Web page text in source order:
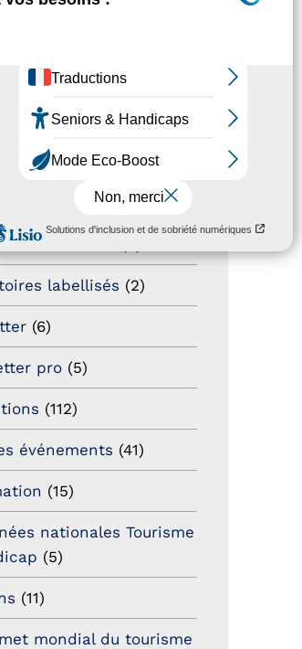
(200)
Pour Tous
labellisés (2)
(6)
pro (5)
(112)
événements (41)
(15)
nationales Tourisme
(5)
(11)
mondial du tourisme